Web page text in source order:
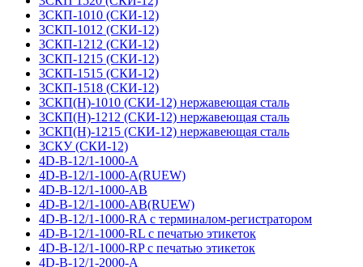
3СКП-1010 (СКИ-12)
3СКП-1012 (СКИ-12)
3СКП-1212 (СКИ-12)
3СКП-1215 (СКИ-12)
3СКП-1515 (СКИ-12)
3СКП-1518 (СКИ-12)
3СКП(Н)-1010 (СКИ-12) нержавеющая сталь
3СКП(Н)-1212 (СКИ-12) нержавеющая сталь
3СКП(Н)-1215 (СКИ-12) нержавеющая сталь
3СКУ (СКИ-12)
4D-B-12/1-1000-A
4D-B-12/1-1000-A(RUEW)
4D-B-12/1-1000-AB
4D-B-12/1-1000-AB(RUEW)
4D-B-12/1-1000-RA с терминалом-регистратором
4D-B-12/1-1000-RL с печатью этикеток
4D-B-12/1-1000-RP с печатью этикеток
4D-B-12/1-2000-A